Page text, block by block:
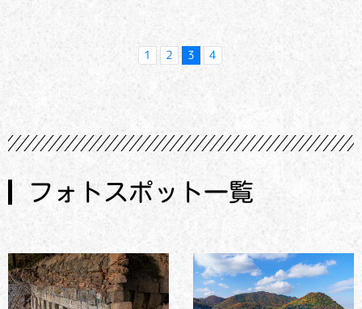
1 2 3 4
フォトスポット一覧